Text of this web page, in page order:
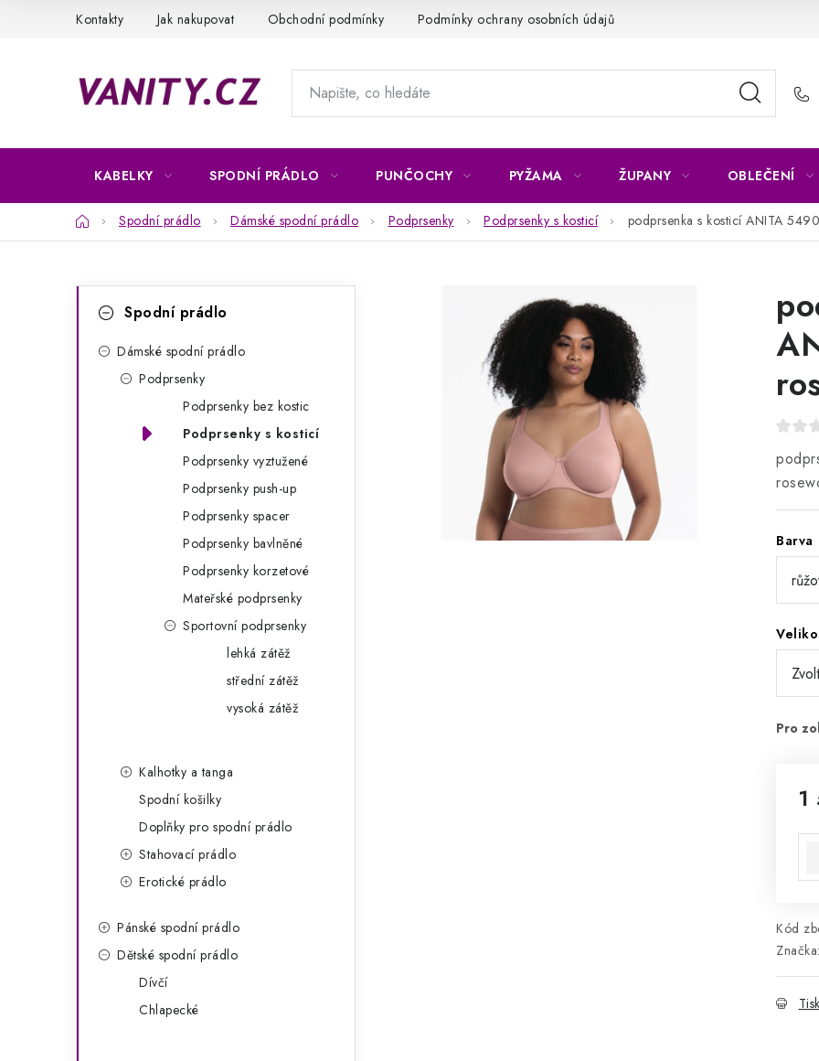
Kontakty Jak nakupovat Obchodní podmínky Podmínky ochrany osobních údajů
KABELKY SPODNÍ PRÁDLO PUNČOCHY PYŽAMA ŽUPANY OBLEČENÍ
DomůSpodní prádlo Dámské spodní prádlo Podprsenky Podprsenky s kosticí podprsenka s kosticí ANITA
kategorieSpodní prádlo
Dámské spodní prádlo
Podprsenky
Podprsenky bez kostic
Podprsenky s kosticí
Podprsenky vyztužené
Podprsenky push-up
Podprsenky spacer
Podprsenky bavlněné
Podprsenky korzetové
Mateřské podprsenky
Sportovní podprsenky
lehká zátěž
střední zátěž
vysoká zátěž
Kalhotky a tanga
Spodní košilky
Doplňky pro spodní prádlo
Stahovací prádlo
Erotické prádlo
Pánské spodní prádlo
Dětské spodní prádlo
Dívčí
Chlapecké
Barva
1
Kód
Značka:
Tisk